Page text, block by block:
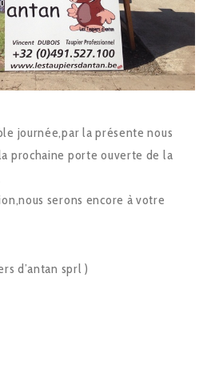
journée,par la présente nous
prochaine porte ouverte de la
serons encore à votre
d’antan sprl )